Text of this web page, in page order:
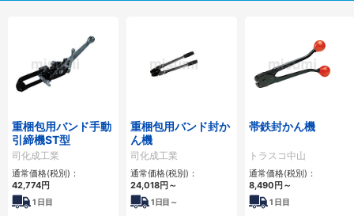
重梱包用バンド手動
引締機ST型
司化成工業
通常価格(税別)：
42,774円
1 日目
重梱包用バンド封か
ん機
司化成工業
通常価格(税別)：
24,018円 ～
1 日目～
帯鉄封かん機
トラスコ中山
通常価格(税別)：
8,490円 ～
1 日目